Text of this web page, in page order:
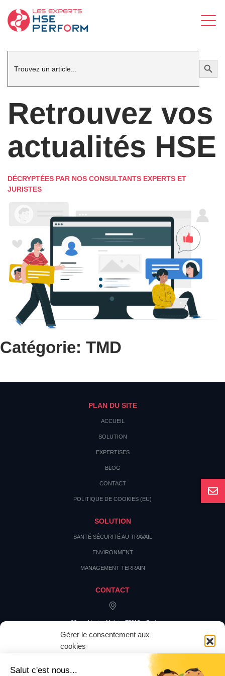
Gérer le consentement aux
cookies
Pour offrir les meilleures expériences, nous utilisons des technologies
Search
Search Button
Retrouvez vos
actualités HSE
DÉCRYPTÉES PAR NOS CONSULTANTS EXPERTS ET
JURISTES
Catégorie: TMD
PLAN DU SITE
ACCUEIL
SOLUTION
EXPERTISES
BLOG
CONTACT
POLITIQUE DE COOKIES (EU)
SOLUTION
SANTÉ SÉCURITÉ AU TRAVAIL
ENVIRONMENT
MANAGEMENT TERRAIN
CONTACT
20 rue Hector Malot – 75012 – Paris